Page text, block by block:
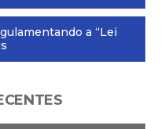
a “Lei